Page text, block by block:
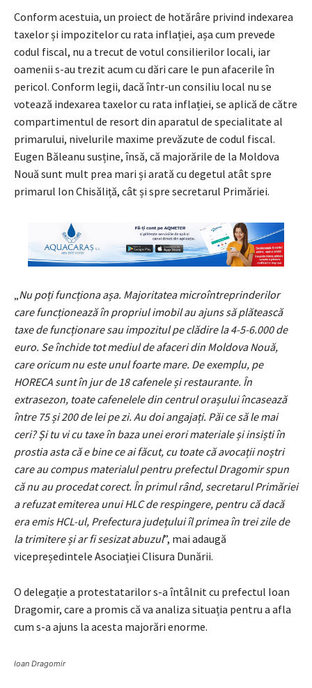
Conform acestuia, un proiect de hotărâre privind indexarea
taxelor și impozitelor cu rata inflației, așa cum prevede
codul fiscal, nu a trecut de votul consilierilor locali, iar
oamenii s-au trezit acum cu dări care le pun afacerile în
pericol. Conform legii, dacă într-un consiliu local nu se
votează indexarea taxelor cu rata inflației, se aplică de către
compartimentul de resort din aparatul de specialitate al
primarului, nivelurile maxime prevăzute de codul fiscal.
Eugen Băleanu susține, însă, că majorările de la Moldova
Nouă sunt mult prea mari și arată cu degetul atât spre
primarul Ion Chisăliță, cât și spre secretarul Primăriei.
Nu poți funcționa așa. Majoritatea microîntreprinderilor
care funcționează în propriul imobil au ajuns să plătească
taxe de funcționare sau impozitul pe clădire la 4-5-6.000 de
euro. Se închide tot mediul de afaceri din Moldova Nouă,
care oricum nu este unul foarte mare. De exemplu, pe
HORECA sunt în jur de 18 cafenele și restaurante. În
extrasezon, toate cafenelele din centrul orașului încasează
între 75 și 200 de lei pe zi. Au doi angajați. Păi ce să le mai
ceri? Și tu vi cu taxe în baza unei erori materiale și insiști în
prostia asta că e bine ce ai făcut, cu toate că avocații noștri
care au compus materialul pentru prefectul Dragomir spun
că nu au procedat corect. În primul rând, secretarul Primăriei
a refuzat emiterea unui HLC de respingere, pentru că dacă
era emis HCL-ul, Prefectura județului îl primea în trei zile de
la trimitere și ar fi sesizat abuzul”, mai adaugă
vicepreședintele Asociației Clisura Dunării.
O delegație a protestatarilor s-a întâlnit cu prefectul Ioan
Dragomir, care a promis că va analiza situația pentru a afla
cum s-a ajuns la acesta majorări enorme.
Ioan Dragomir